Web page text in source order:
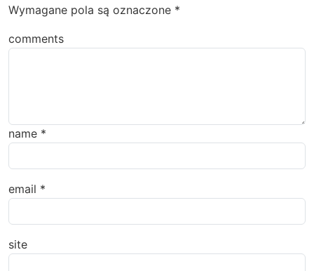
Wymagane pola są oznaczone *
comments
name *
email *
site